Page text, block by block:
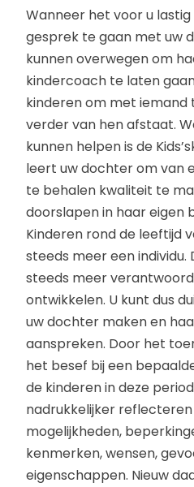
Wanneer het voor u
gesprek te gaan met uw
kunnen overwegen om
kindercoach te laten
kinderen om met iemand
verder van hen afstaat.
kunnen helpen is de
leert uw dochter om van
te behalen kwaliteit te
doorslapen in haar eigen
Kinderen rond de leeftijd
steeds meer een
steeds meer
ontwikkelen. U kunt dus
uw dochter maken en
aanspreken. Door het
het besef bij een
de kinderen in deze
nadrukkelijker reflecteren
mogelijkheden,
kenmerken, wensen,
eigenschappen. Nieuw